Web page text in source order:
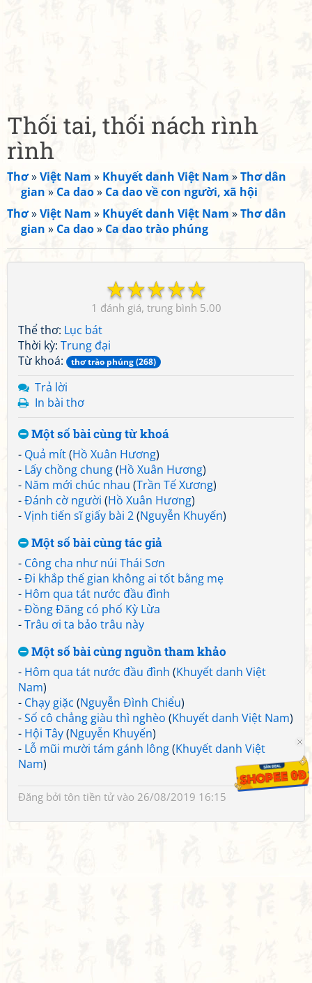
Thối tai, thối nách rình
rình
Thơ»Việt Nam » Khuyết danh Việt Nam »Thơ dân
gian » Ca dao» Ca dao về con người, xã hội
Thơ»Việt Nam » Khuyết danh Việt Nam »Thơ dân
gian » Ca dao» Ca dao trào phúng
☆
☆
☆
☆
☆
1 5.00
Thể thơ: Lục bát
Thời kỳ: Trung đại
Từ khoá:
thơ trào phúng (268)
Trả lời
In bài thơ
Một số bài cùng từ khoá
- Quả mít(Hồ Xuân Hương)
- Lấy chồng chung(Hồ Xuân Hương)
- Năm mới chúc nhau (Trần Tế Xương)
-Đánh cờ người (Hồ Xuân Hương)
-Vịnh tiến sĩ giấy bài 2(Nguyễn Khuyến)
Một số bài cùng tác giả
- Công cha như núi Thái Sơn
-Đi khắp thế gian không ai tốt bằng mẹ
- Hôm qua tát nước đầu đình
-Đồng Đăng có phố Kỳ Lừa
-Trâu ơi ta bảo trâu này
Một số bài cùng nguồn tham khảo
- Hôm qua tát nước đầu đình (Khuyết danh Việt
Nam)
- Chạy giặc (Nguyễn Đình Chiểu)
-Số cô chẳng giàu thì nghèo (Khuyết danh Việt Nam)
- Hội Tây(Nguyễn Khuyến)
- Lỗ mũi mười tám gánh lông(Khuyết danh Việt
Nam)
Đăng bởi tôn tiền tửvào 26/08/2019 16:15